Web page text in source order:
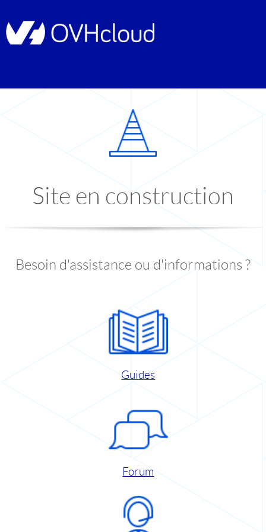
Site en construction
Besoin d'assistance ou d'informations ?
Guides
Forum